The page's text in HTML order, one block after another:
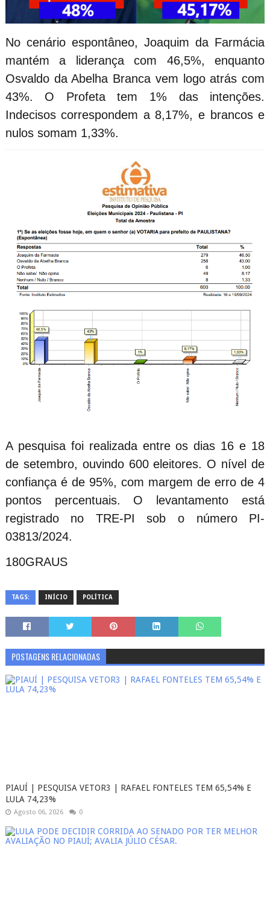
No cenário espontâneo, Joaquim da Farmácia
mantém a liderança com 46,5%, enquanto
Osvaldo da Abelha Branca vem logo atrás com
43%. O Profeta tem 1% das intenções.
Indecisos correspondem a 8,17%, e brancos e
nulos somam 1,33%.
A pesquisa foi realizada entre os dias 16 e 18
de setembro, ouvindo 600 eleitores. O nível de
confiança é de 95%, com margem de erro de 4
pontos percentuais. O levantamento está
registrado no TRE-PI sob o número PI-
03813/2024.
180GRAUS
TAGS: INÍCIO POLÍTICA
POSTAGENS RELACIONADAS
PIAUÍ | PESQUISA VETOR3 | RAFAEL FONTELES TEM 65,54% E
LULA 74,23%
Agosto 06, 2026 0